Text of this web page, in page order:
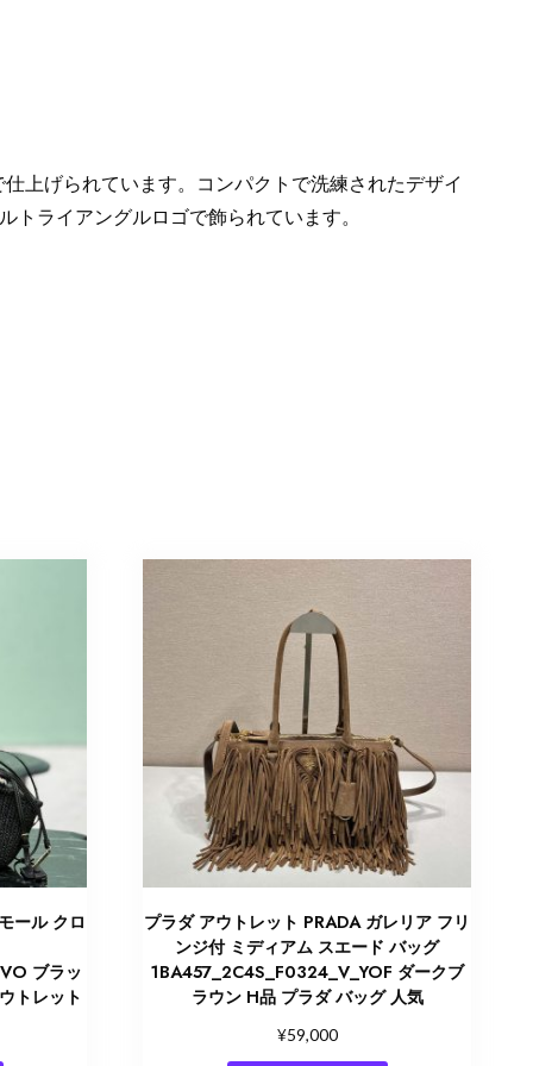
上げられています。コンパクトで洗練されたデザイ
ライアングルロゴで飾られています。
ール クロ
ブラッ
トレット
プラダ アウトレット PRADA ガレリア フリ
ンジ付 ミディアム スエード バッグ
1BA457_2C4S_F0324_V_YOF ダークブ
ラウン H品 プラダ バッグ 人気
¥59,000